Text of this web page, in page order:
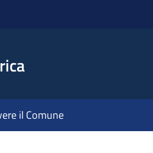
il Comune